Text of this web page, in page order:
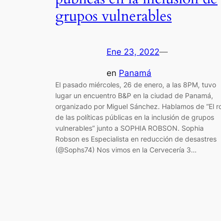
grupos vulnerables
Ene 23, 2022—
en Panamá
El pasado miércoles, 26 de enero, a las 8PM, tuvo
lugar un encuentro B&P en la ciudad de Panamá,
organizado por Miguel Sánchez. Hablamos de “El
de las políticas públicas en la inclusión de grupos
vulnerables” junto a SOPHIA ROBSON. Sophia
Robson es Especialista en reducción de desastres
(@Sophs74) Nos vimos en la Cervecería 3…